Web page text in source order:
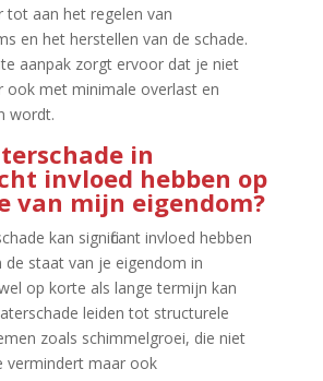
tot aan het regelen van
en het herstellen van de schade.​
aanpak zorgt ervoor dat je niet
ook met minimale overlast en
wordt.​
in
invloed hebben op
van mijn eigendom?
kan significant invloed hebben
de staat van je eigendom in
op korte als lange termijn kan
leiden tot structurele
zoals schimmelgroei, die niet
vermindert maar ook